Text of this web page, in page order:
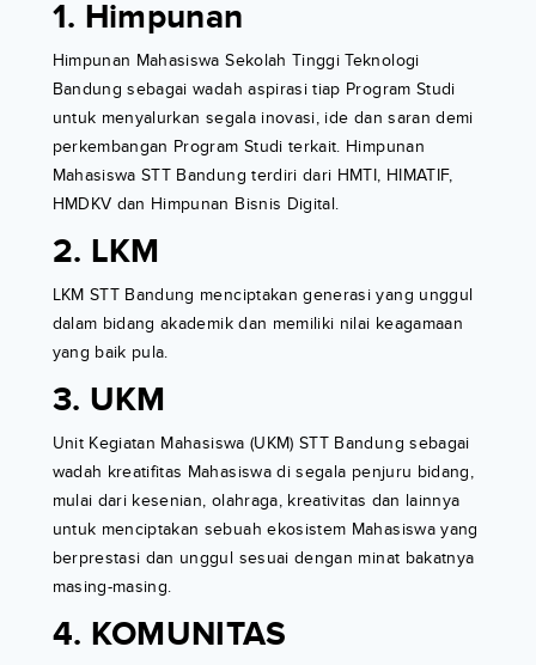
1. Himpunan
Himpunan Mahasiswa Sekolah Tinggi Teknologi
Bandung sebagai wadah aspirasi tiap Program Studi
untuk menyalurkan segala inovasi, ide dan saran demi
perkembangan Program Studi terkait. Himpunan
Mahasiswa STT Bandung terdiri dari HMTI, HIMATIF,
HMDKV dan Himpunan Bisnis Digital.
2. LKM
LKM STT Bandung menciptakan generasi yang unggul
dalam bidang akademik dan memiliki nilai keagamaan
yang baik pula.
3. UKM
Unit Kegiatan Mahasiswa (UKM) STT Bandung sebagai
wadah kreatifitas Mahasiswa di segala penjuru bidang,
mulai dari kesenian, olahraga, kreativitas dan lainnya
untuk menciptakan sebuah ekosistem Mahasiswa yang
berprestasi dan unggul sesuai dengan minat bakatnya
masing-masing.
4. KOMUNITAS